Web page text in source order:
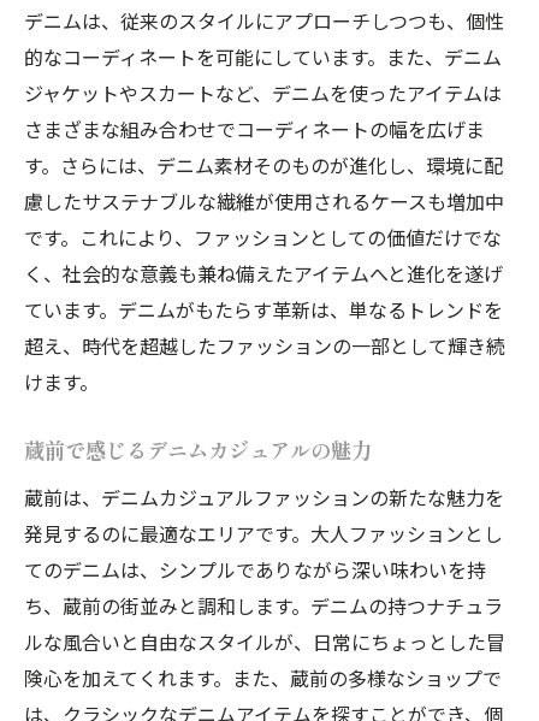
デニムは、従来のスタイルにアプローチしつつも、個性
的なコーディネートを可能にしています。また、デニム
ジャケットやスカートなど、デニムを使ったアイテムは
さまざまな組み合わせでコーディネートの幅を広げま
す。さらには、デニム素材そのものが進化し、環境に配
慮したサステナブルな繊維が使用されるケースも増加中
です。これにより、ファッションとしての価値だけでな
く、社会的な意義も兼ね備えたアイテムへと進化を遂げ
ています。デニムがもたらす革新は、単なるトレンドを
超え、時代を超越したファッションの一部として輝き続
けます。
蔵前で感じるデニムカジュアルの魅力
蔵前は、デニムカジュアルファッションの新たな魅力を
発見するのに最適なエリアです。大人ファッションとし
てのデニムは、シンプルでありながら深い味わいを持
ち、蔵前の街並みと調和します。デニムの持つナチュラ
ルな風合いと自由なスタイルが、日常にちょっとした冒
険心を加えてくれます。また、蔵前の多様なショップで
は、クラシックなデニムアイテムを探すことができ、個